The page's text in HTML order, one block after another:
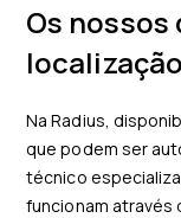
Os
Na Radius,
que podem ser
técnico
funcionam através